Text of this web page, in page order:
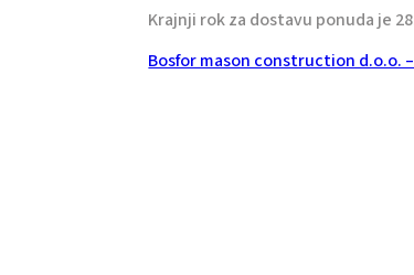
Krajnji rok za dostavu ponuda je
Bosfor mason construction d.o.o.